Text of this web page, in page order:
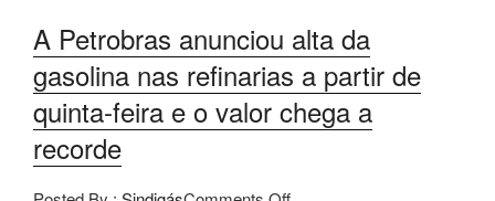
A Petrobras anunciou alta da
gasolina nas refinarias a partir de
quinta-feira e o valor chega a
recorde